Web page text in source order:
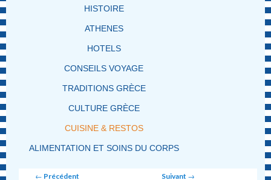
HISTOIRE
ATHENES
HOTELS
CONSEILS VOYAGE
TRADITIONS GRÈCE
CULTURE GRÈCE
CUISINE & RESTOS
ALIMENTATION ET SOINS DU CORPS
Post navigation
← Précédent Suivant →